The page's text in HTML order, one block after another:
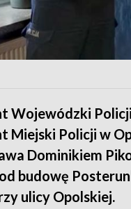
Wojewódzki
Miejski Policji w
Dominikiem
budowę
ulicy Opolskiej.